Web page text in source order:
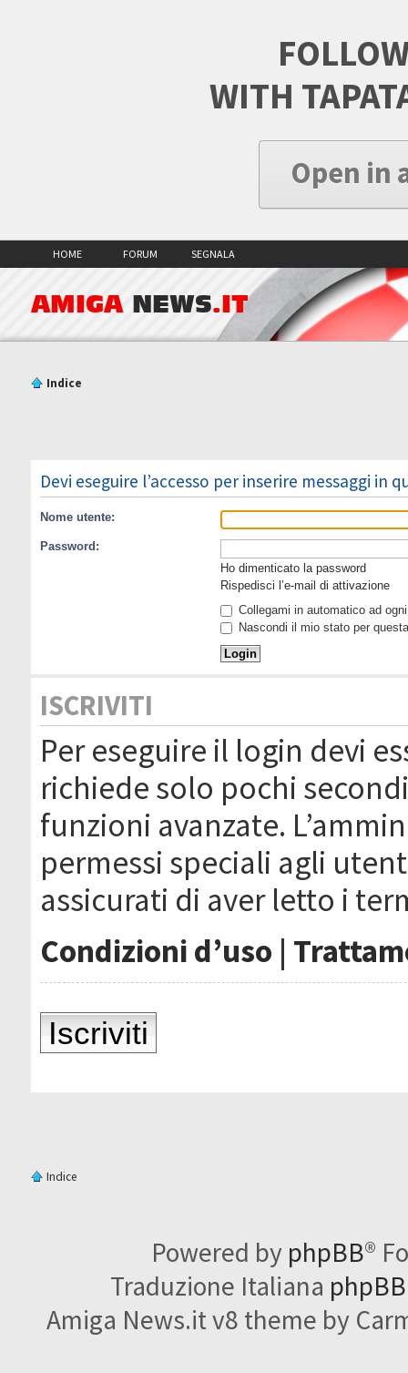
WITH
Open in
HOME FORUM SEGNALA
AMIGA NEWS.IT
Indice
Devi eseguire l’accesso per inserire messaggi in
Nome utente:
Password:
Ho dimenticato la password
Rispedisci l’e-mail di attivazione
Collegami in automatico ad
Nascondi il mio stato per
ISCRIVITI
Per eseguire il login devi
richiede solo pochi
funzioni avanzate.
permessi speciali agli
assicurati di aver letto i
Condizioni d’uso |
Iscriviti
Indice
Powered by phpBB®
Traduzione Italiana
Amiga News.it v8 theme by